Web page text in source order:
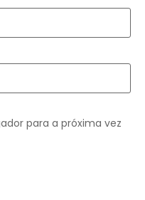
para a próxima vez